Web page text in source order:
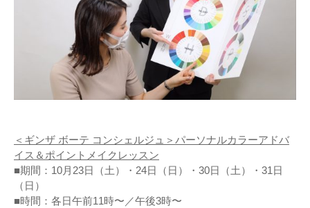
＜ギンザ ボーテ コンシェルジュ＞パーソナルカラーアドバ
イス＆ポイントメイクレッスン
■期間：10月23日（土）・24日（日）・30日（土）・31日
（日）
■時間：各日午前11時〜／午後3時〜